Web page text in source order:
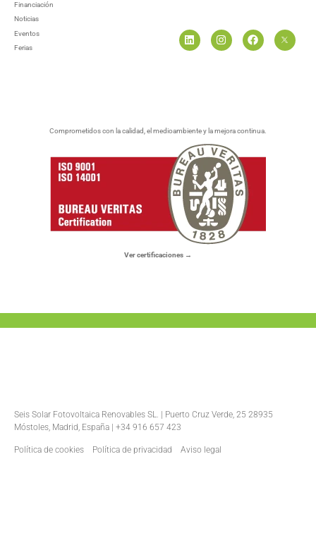
Financiación
Noticias
Eventos
Ferias
Comprometidos con la calidad, el medioambiente y la mejora continua.
Ver certificaciones →
Seis Solar Fotovoltaica Renovables SL. | Puerto Cruz Verde, 25 28935
Móstoles, Madrid, España | +34 916 657 423
Política de cookies Política de privacidad Aviso legal